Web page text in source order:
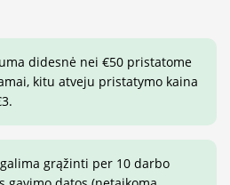
didesnė nei €50 pristatome
kitu atveju pristatymo kaina
grąžinti per 10 darbo